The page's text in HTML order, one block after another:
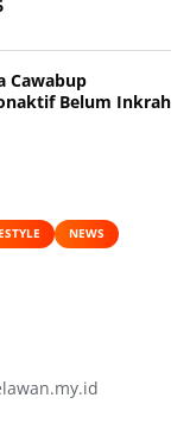
Cawabup
Belum Inkrah
NEWS